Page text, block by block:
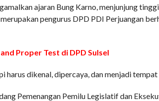
ajaran Bung Karno, menjunjung
pengurus DPD PDI Perjuangan
Proper Test di DPD Sulsel
harus dikenal, dipercaya, dan menjadi
Pemenangan Pemilu Legislatif dan